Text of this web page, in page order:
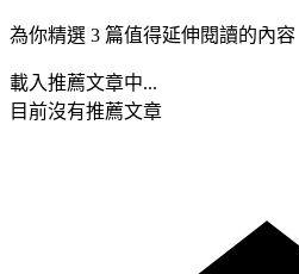
為你精選 3 篇值得延伸閱讀的內容
載入推薦文章中...
目前沒有推薦文章